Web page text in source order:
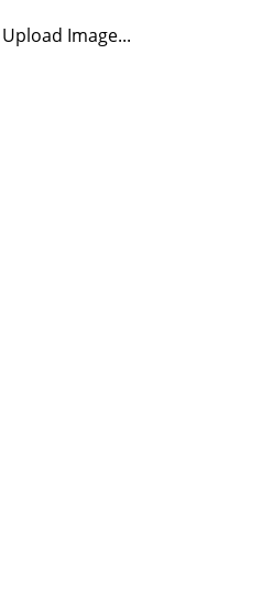
Upload Image...